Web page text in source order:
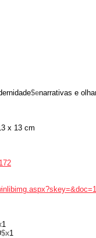
$enarrativas e
x 13 cm
1
$x1